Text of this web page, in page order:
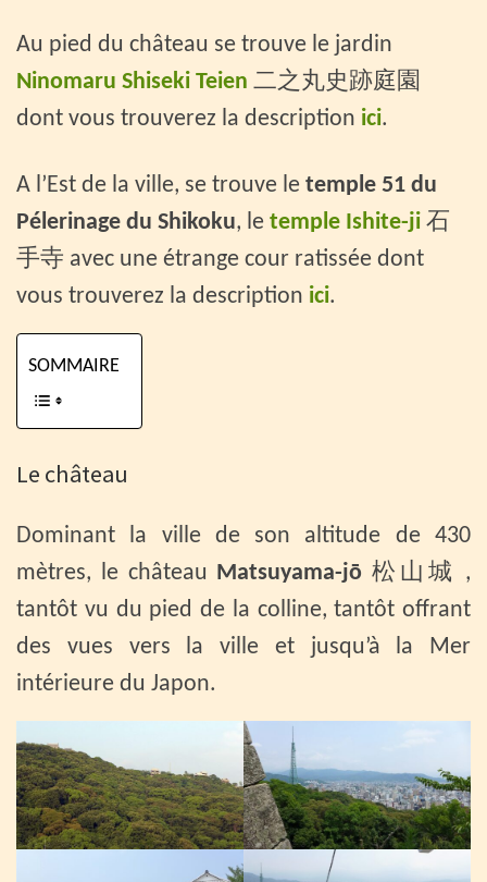
Au pied du château se trouve le jardin
Ninomaru Shiseki Teien 二之丸史跡庭園
dont vous trouverez la description ici.
A l’Est de la ville, se trouve le temple 51 du
Pélerinage du Shikoku, le temple Ishite-ji 石
手寺 avec une étrange cour ratissée dont
vous trouverez la description ici.
SOMMAIRE
Le château
Dominant la ville de son altitude de 430
mètres, le château Matsuyama-jō 松山城 ,
tantôt vu du pied de la colline, tantôt offrant
des vues vers la ville et jusqu’à la Mer
intérieure du Japon.